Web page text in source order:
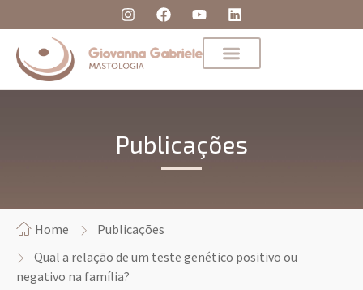
Publicações
Home
Publicações
Qual a relação de um teste genético positivo ou
negativo na família?